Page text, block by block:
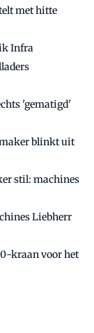
met hitte
Infra
'gematigd'
blinkt uit
stil: machines
Liebherr
kraan voor het